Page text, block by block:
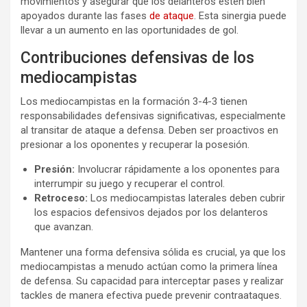
apoyados durante las fases de ataque. Esta sinergia puede
llevar a un aumento en las oportunidades de gol.
Contribuciones defensivas de los
mediocampistas
Los mediocampistas en la formación 3-4-3 tienen
responsabilidades defensivas significativas, especialmente
al transitar de ataque a defensa. Deben ser proactivos en
presionar a los oponentes y recuperar la posesión.
Presión: Involucrar rápidamente a los oponentes para
interrumpir su juego y recuperar el control.
Retroceso: Los mediocampistas laterales deben cubrir
los espacios defensivos dejados por los delanteros
que avanzan.
Mantener una forma defensiva sólida es crucial, ya que los
mediocampistas a menudo actúan como la primera línea
de defensa. Su capacidad para interceptar pases y realizar
tackles de manera efectiva puede prevenir contraataques.